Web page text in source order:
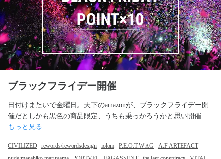
ブラックフライデー開催
日付けまたいで金曜日。天下のamazonが、ブラックフライデー開
もっと見る
CIVILIZED rewords/rewordsdesign iolom P.E.O.T.W AG
A.F ARTEFACT